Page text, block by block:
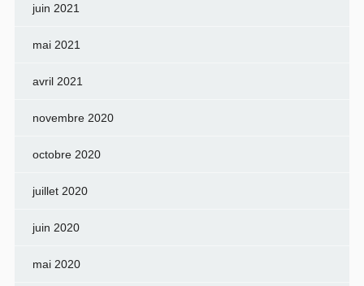
juin 2021
mai 2021
avril 2021
novembre 2020
octobre 2020
juillet 2020
juin 2020
mai 2020